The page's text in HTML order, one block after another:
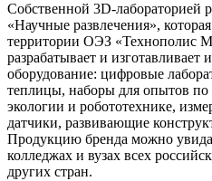
Собственной 3D-лабораторией
«Научные развлечения»,
территории ОЭЗ «Технополис
разрабатывает и изготавливает
оборудование: цифровые
теплицы, наборы для опытов
экологии и робототехнике,
датчики, развивающие
Продукцию бренда можно
колледжах и вузах всех
других стран.